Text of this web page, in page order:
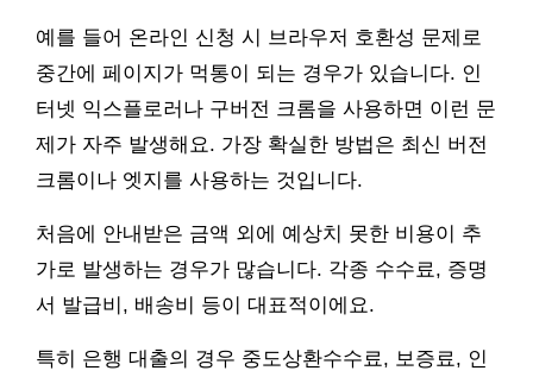
예를 들어 온라인 신청 시 브라우저 호환성 문제로
중간에 페이지가 먹통이 되는 경우가 있습니다. 인
터넷 익스플로러나 구버전 크롬을 사용하면 이런 문
제가 자주 발생해요. 가장 확실한 방법은 최신 버전
크롬이나 엣지를 사용하는 것입니다.
처음에 안내받은 금액 외에 예상치 못한 비용이 추
가로 발생하는 경우가 많습니다. 각종 수수료, 증명
서 발급비, 배송비 등이 대표적이에요.
특히 은행 대출의 경우 중도상환수수료, 보증료, 인